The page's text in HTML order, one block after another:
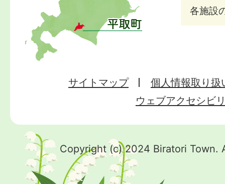
各施設
サイトマップ
個人情報取り扱
ウェブアクセシビ
Copyright (c) 2024 Biratori Town.